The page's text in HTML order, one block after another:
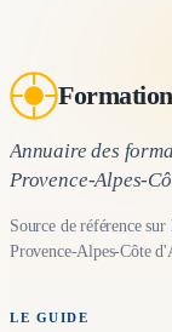
Annuaire des
Provence-Alpes-
Source de référence
Provence-Alpes-Côte
LE GUIDE